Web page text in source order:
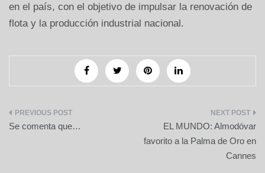
en el país, con el objetivo de impulsar la renovación de
flota y la producción industrial nacional.
Navegación
Se comenta que…
EL MUNDO: Almodóvar
favorito a la Palma de Oro en
Cannes